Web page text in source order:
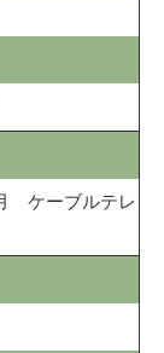
ケーブルテレ